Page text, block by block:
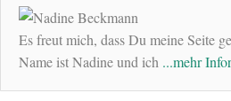
Es freut mich, dass Du meine Seite
Name ist Nadine und ich ...mehr